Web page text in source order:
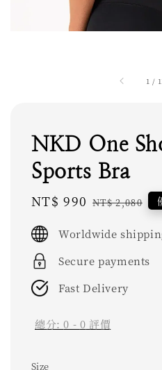
1 /
NKD One
Sports Bra
Sale
NT$ 990 Regular
NT$ 2,080
Worldwide
Secure payments
Fast Delivery
總分:0 - 0 評價
Size